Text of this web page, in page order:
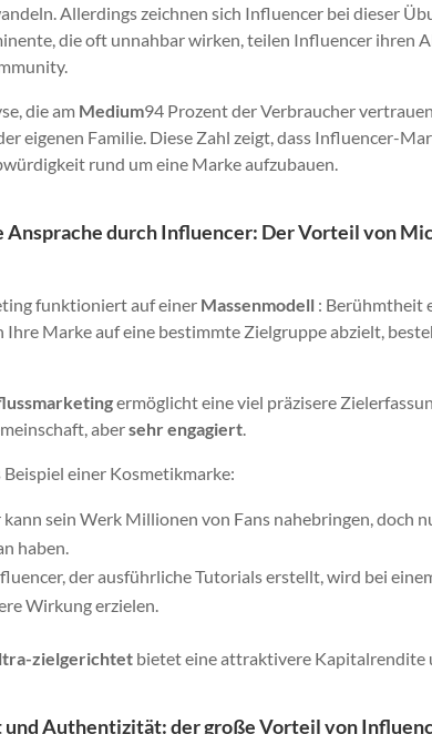
Allerdings zeichnen sich Influencer bei dieser
die oft unnahbar wirken, teilen Influencer ihren
die am Medium94 Prozent der Verbraucher
eigenen Familie. Diese Zahl zeigt, dass Influencer-
rund um eine Marke aufzubauen.
Ansprache durch Influencer: Der Vorteil von
funktioniert auf einer Massenmodell : Berühmtheit
Ihre Marke auf eine bestimmte Zielgruppe abzielt,
ermöglicht eine viel präzisere
abersehr engagiert
einer Kosmetikmarke:
sein Werk Millionen von Fans nahebringen, doch
haben.
der ausführliche Tutorials erstellt, wird bei
Wirkung erzielen.
zielgerichtet bietet eine attraktivere Kapitalrendite
Authentizität: der große Vorteil von